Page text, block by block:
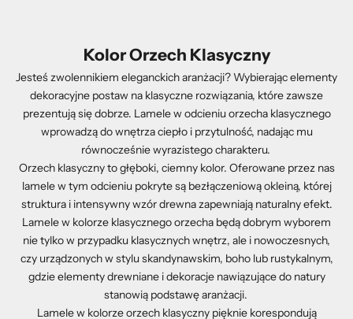
Kolor Orzech Klasyczny
Jesteś zwolennikiem eleganckich aranżacji? Wybierając elementy
dekoracyjne postaw na klasyczne rozwiązania, które zawsze
prezentują się dobrze. Lamele w odcieniu orzecha klasycznego
wprowadzą do wnętrza ciepło i przytulność, nadając mu
równocześnie wyrazistego charakteru.
Orzech klasyczny to głęboki, ciemny kolor. Oferowane przez nas
lamele w tym odcieniu pokryte są bezłączeniową okleiną, której
struktura i intensywny wzór drewna zapewniają naturalny efekt.
Lamele w kolorze klasycznego orzecha będą dobrym wyborem
nie tylko w przypadku klasycznych wnętrz, ale i nowoczesnych,
czy urządzonych w stylu skandynawskim, boho lub rustykalnym,
gdzie elementy drewniane i dekoracje nawiązujące do natury
stanowią podstawę aranżacji.
Lamele w kolorze orzech klasyczny pięknie korespondują